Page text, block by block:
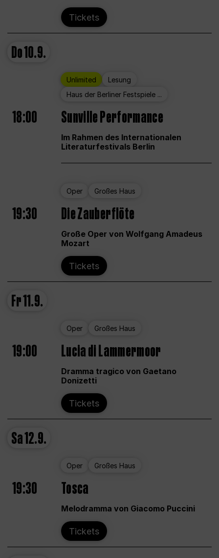
Tickets
Do10.9.
Unlimited
Lesung
Haus der Berliner Festspiele ...
18:00 Sunville Performance
Im Rahmen des Internationalen
Literaturfestivals Berlin
Oper Großes Haus
19:30 Die Zauberflöte
Große Oper von Wolfgang Amadeus
Mozart
Tickets
Fr11.9.
Oper Großes Haus
19:00 Lucia di Lammermoor
Dramma tragico von Gaetano
Donizetti
Tickets
Sa12.9.
Oper Großes Haus
19:30 Tosca
Melodramma von Giacomo Puccini
Tickets